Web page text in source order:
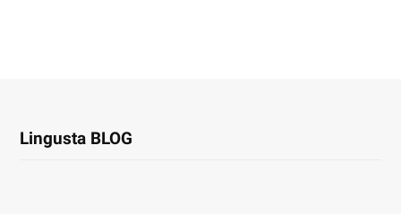
Lingusta BLOG